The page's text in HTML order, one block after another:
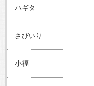
ハギタ
さびいり
小福